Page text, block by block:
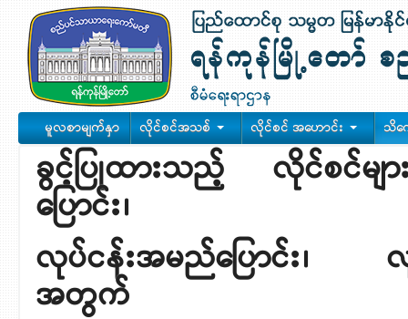
မူလစာမျက်နှာ လိုင်စင်အသစ် လိုင်စင် အဟောင်း သိက
ခွင့်ပြုထားသည့် လိုင်စင်မ
ပြောင်း၊
လုပ်ငန်းအမည်ပြောင်း၊ လုပ်
အတွက်